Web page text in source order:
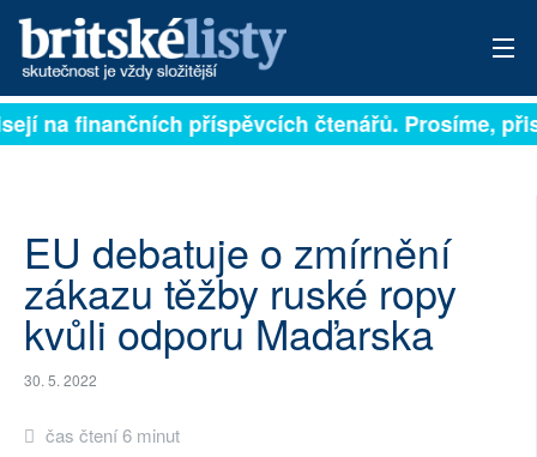
PŘIHLÁSIT
ARCHIV
ROZHOVORY
TÉMATA
na finančních příspěvcích čtenářů. Prosíme,
EU debatuje o zmírnění
zákazu těžby ruské ropy
kvůli odporu Maďarska
30. 5. 2022
čas čtení 6 minut